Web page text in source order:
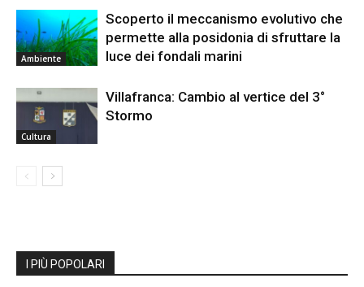
Ambiente
Scoperto il meccanismo evolutivo che
permette alla posidonia di sfruttare la
luce dei fondali marini
Cultura
Villafranca: Cambio al vertice del 3°
Stormo
I PIÙ POPOLARI